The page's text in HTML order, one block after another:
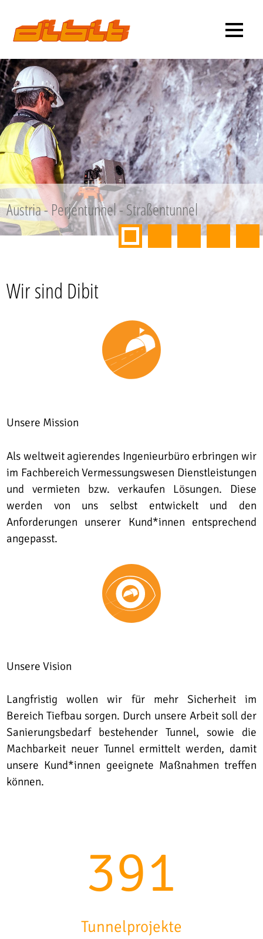
Austria - Perjentunnel - Straßentunnel
Wir sind Dibit
Unsere Mission
Als weltweit agierendes Ingenieurbüro erbringen wir
im Fachbereich Vermessungswesen Dienstleistungen
und vermieten bzw. verkaufen Lösungen. Diese
werden von uns selbst entwickelt und den
Anforderungen unserer Kund*innen entsprechend
angepasst.
Unsere Vision
Langfristig wollen wir für mehr Sicherheit im
Bereich Tiefbau sorgen. Durch unsere Arbeit soll der
Sanierungsbedarf bestehender Tunnel, sowie die
Machbarkeit neuer Tunnel ermittelt werden, damit
unsere Kund*innen geeignete Maßnahmen treffen
können.
469
Tunnelprojekte